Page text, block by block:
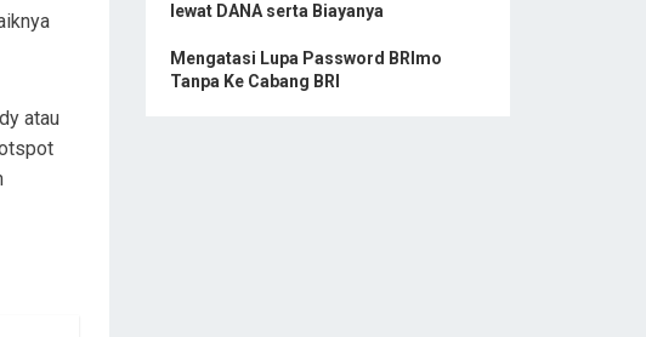
atau
lewat DANA serta Biayanya
Mengatasi Lupa Password BRImo
Tanpa Ke Cabang BRI